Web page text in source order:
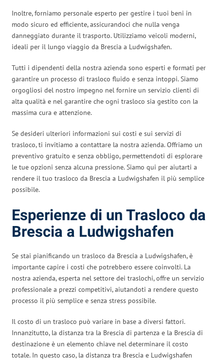
Inoltre, forniamo personale esperto per gestire i tuoi beni in
modo sicuro ed efficiente, assicurandoci che nulla venga
danneggiato durante il trasporto. Utilizziamo veicoli moderni,
ideali per il lungo viaggio da Brescia a Ludwigshafen.
Tutti i dipendenti della nostra azienda sono esperti e formati per
garantire un processo di trasloco fluido e senza intoppi. Siamo
orgogliosi del nostro impegno nel fornire un servizio clienti di
alta qualità e nel garantire che ogni trasloco sia gestito con la
massima cura e attenzione.
Se desideri ulteriori informazioni sui costi e sui servizi di
trasloco, ti invitiamo a contattare la nostra azienda. Offriamo un
preventivo gratuito e senza obbligo, permettendoti di esplorare
le tue opzioni senza alcuna pressione. Siamo qui per aiutarti a
rendere il tuo trasloco da Brescia a Ludwigshafen il più semplice
possibile.
Esperienze di un Trasloco da
Brescia a Ludwigshafen
Se stai pianificando un trasloco da Brescia a Ludwigshafen, è
importante capire i costi che potrebbero essere coinvolti. La
nostra azienda, esperta nel settore dei traslochi, offre un servizio
professionale a prezzi competitivi, aiutandoti a rendere questo
processo il più semplice e senza stress possibile.
Il costo di un trasloco può variare in base a diversi fattori.
Innanzitutto, la distanza tra la Brescia di partenza e la Brescia di
destinazione è un elemento chiave nel determinare il costo
totale. In questo caso, la distanza tra Brescia e Ludwigshafen